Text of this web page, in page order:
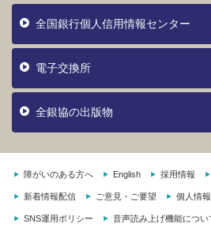
全国銀行個人信用情報センター
電子交換所
全銀協の出版物
障がいのある方へ English 採用情報
新着情報配信 ご意見・ご要望 個人情
SNS運用ポリシー 音声読み上げ機能につい